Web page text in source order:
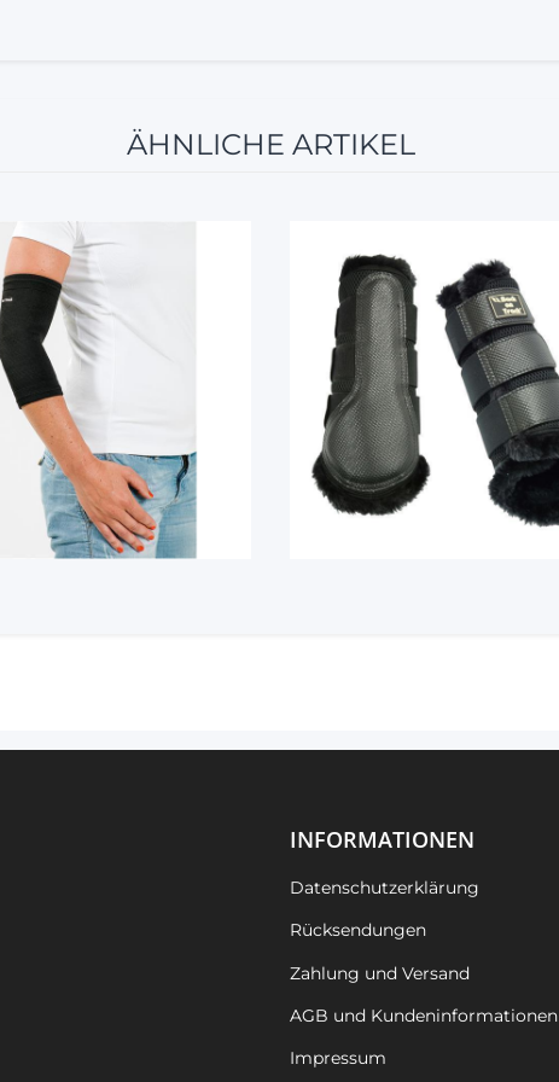
ÄHNLICHE ARTIKEL
12%
INFORMATIONEN
Datenschutzerklärung
Rücksendungen
Zahlung und Versand
AGB und Kundeninformationen
Impressum